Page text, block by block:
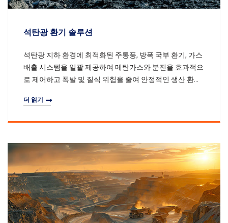
석탄광 환기 솔루션
석탄광 지하 환경에 최적화된 주통풍, 방폭 국부 환기, 가스
배출 시스템을 일괄 제공하여 메탄가스와 분진을 효과적으
로 제어하고 폭발 및 질식 위험을 줄여 안정적인 생산 환경
더 읽기